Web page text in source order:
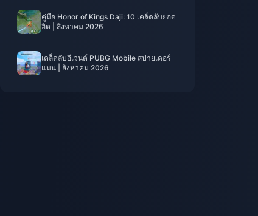
คู่มือ Honor of Kings Daji: 10 เคล็ดลับยอด
ฮิต | สิงหาคม 2026
เคล็ดลับอีเวนต์ PUBG Mobile สปายเดอร์
แมน | สิงหาคม 2026